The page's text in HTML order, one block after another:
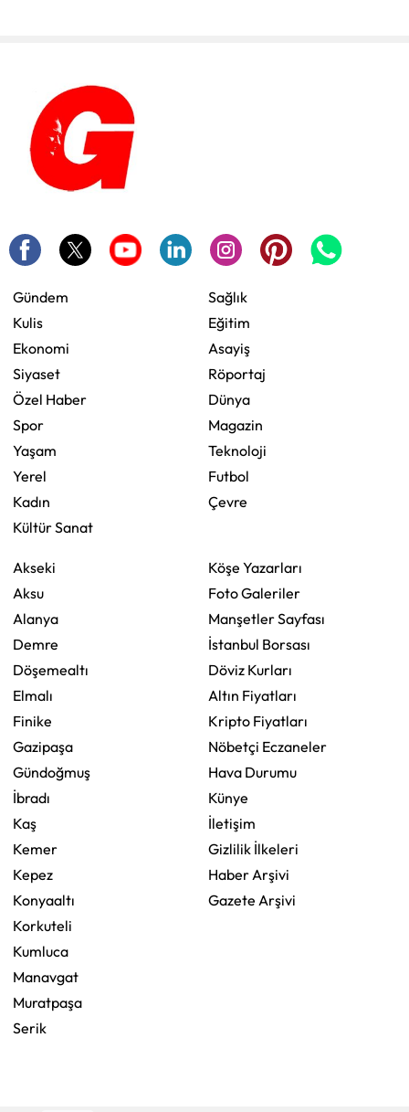
Gündem
Kulis
Ekonomi
Siyaset
Özel Haber
Spor
Yaşam
Yerel
Kadın
Kültür Sanat
Sağlık
Eğitim
Asayiş
Röportaj
Dünya
Magazin
Teknoloji
Futbol
Çevre
Akseki
Aksu
Alanya
Demre
Döşemealtı
Elmalı
Finike
Gazipaşa
Gündoğmuş
İbradı
Kaş
Kemer
Kepez
Konyaaltı
Korkuteli
Kumluca
Manavgat
Muratpaşa
Serik
Köşe Yazarları
Foto Galeriler
Manşetler Sayfası
İstanbul Borsası
Döviz Kurları
Altın Fiyatları
Kripto Fiyatları
Nöbetçi Eczaneler
Hava Durumu
Künye
İletişim
Gizlilik İlkeleri
Haber Arşivi
Gazete Arşivi